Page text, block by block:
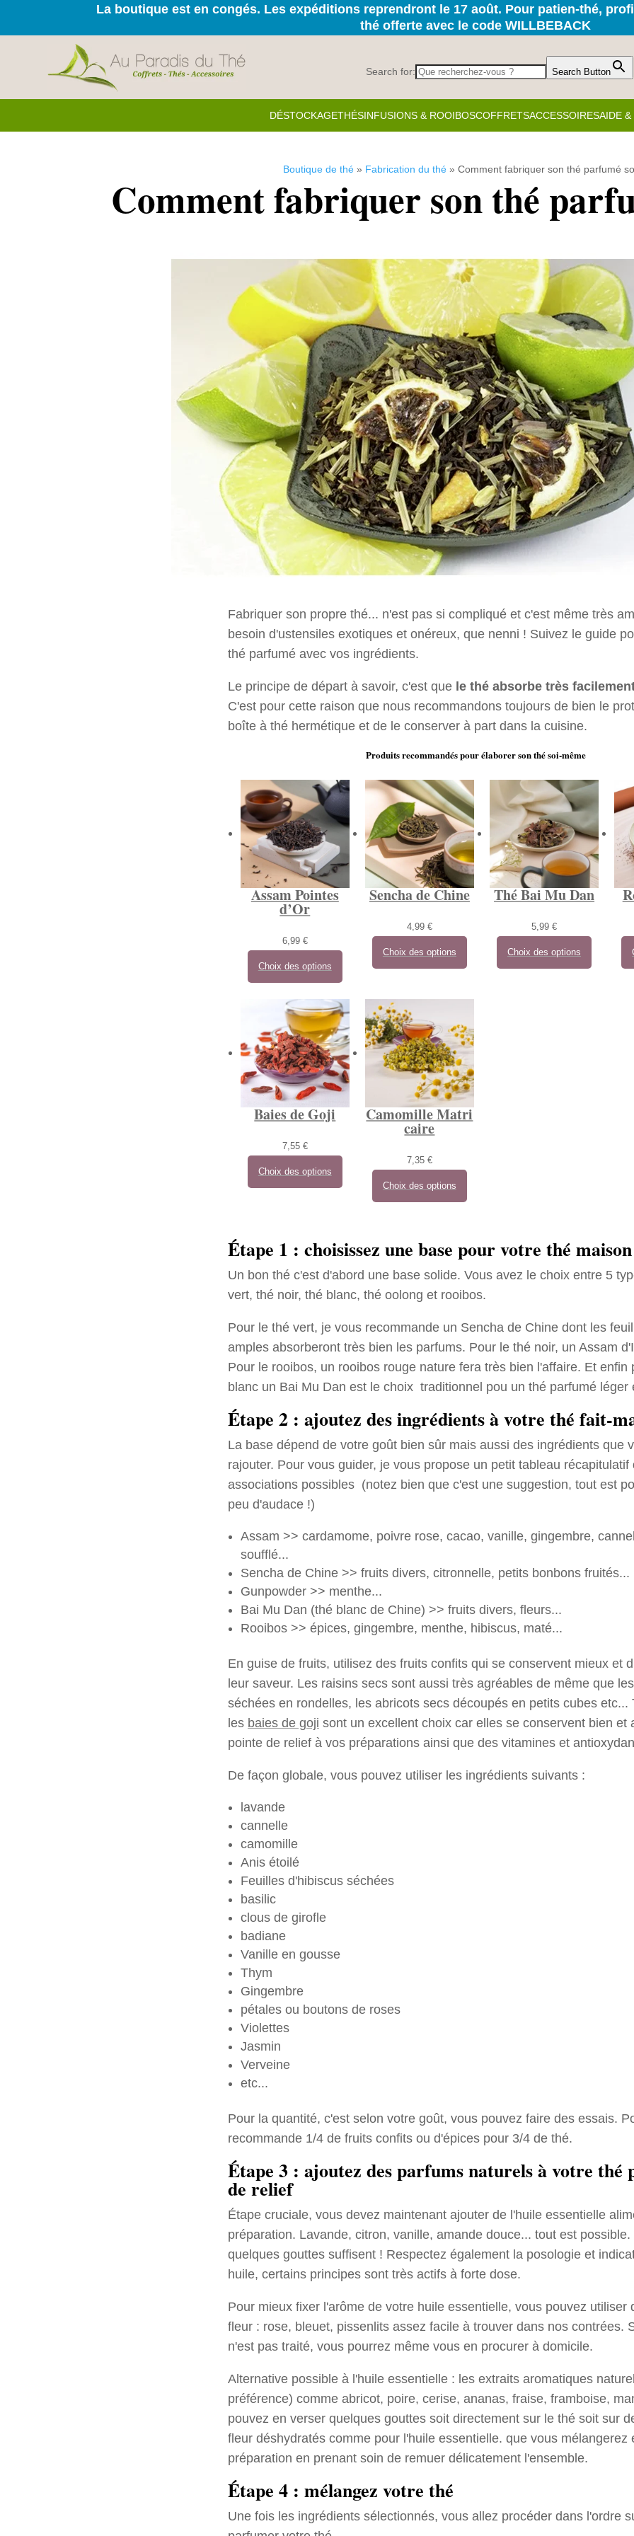
La boutique est en congés. Les expéditions reprendront le 17 août. Pour patien-thé,
thé offerte avec le code WILLBEBACK
Search for: Search Button
DÉSTOCKAGETHÉSINFUSIONS & ROOIBOSCOFFRETSACCESSOIRESAIDE &
Boutique de thé» Fabrication du thé» Comment fabriquer son thé parfumé
Comment fabriquer son thé
Fabriquer son propre thé... n'est pas si compliqué et c'est même très
besoin d'ustensiles exotiques et onéreux, que nenni ! Suivez le guide
thé parfumé avec vos ingrédients.
Le principe de départ à savoir, c'est que le thé absorbe très
C'est pour cette raison que nous recommandons toujours de bien le
boîte à thé hermétique et de le conserver à part dans la cuisine.
Produits recommandés pour élaborer son thé soi-même
Assam Pointes
d’Or
6,99 €
Choix des options
Sencha de Chine
4,99 €
Choix des options
Thé Bai Mu Dan
5,99€
Choix des options
Baies de Goji
7,55 €
Choix des options
Camomille Matri
caire
7,35 €
Choix des options
Étape 1 : choisissez une base pour votre thé maison
Un bon thé c'est d'abord une base solide. Vous avez le choix entre 5
vert, thé noir, thé blanc, thé oolong et rooibos.
Pour le thé vert, je vous recommande un Sencha de Chine dont les
amples absorberont très bien les parfums. Pour le thé noir, un Assam
Pour le rooibos, un rooibos rouge nature fera très bien l'affaire. Et enfin
blanc un Bai Mu Dan est le choix traditionnel pou un thé parfumé léger
Étape 2 : ajoutez des ingrédients à votre thé fait-
La base dépend de votre goût bien sûr mais aussi des ingrédients que
rajouter. Pour vous guider, je vous propose un petit tableau récapitulatif
associations possibles (notez bien que c'est une suggestion, tout est
peu d'audace !)
Assam >> cardamome, poivre rose, cacao, vanille, gingembre,
soufflé...
Sencha de Chine >> fruits divers, citronnelle, petits bonbons fruités...
Gunpowder >> menthe...
Bai Mu Dan (thé blanc de Chine) >> fruits divers, fleurs...
Rooibos >> épices, gingembre, menthe, hibiscus, maté...
En guise de fruits, utilisez des fruits confits qui se conservent mieux et
leur saveur. Les raisins secs sont aussi très agréables de même que
séchées en rondelles, les abricots secs découpés en petits cubes etc...
les baies de goji sont un excellent choix car elles se conservent bien et
pointe de relief à vos préparations ainsi que des vitamines et
De façon globale, vous pouvez utiliser les ingrédients suivants :
lavande
cannelle
camomille
Anis étoilé
Feuilles d'hibiscus séchées
basilic
clous de girofle
badiane
Vanille en gousse
Thym
Gingembre
pétales ou boutons de roses
Violettes
Jasmin
Verveine
etc...
Pour la quantité, c'est selon votre goût, vous pouvez faire des essais.
recommande 1/4 de fruits confits ou d'épices pour 3/4 de thé.
Étape 3 : ajoutez des parfums naturels à votre thé
de relief
Étape cruciale, vous devez maintenant ajouter de l'huile essentielle
préparation. Lavande, citron, vanille, amande douce... tout est possible.
quelques gouttes suffisent ! Respectez également la posologie et
huile, certains principes sont très actifs à forte dose.
Pour mieux fixer l'arôme de votre huile essentielle, vous pouvez utiliser
fleur : rose, bleuet, pissenlits assez facile à trouver dans nos contrées.
n'est pas traité, vous pourrez même vous en procurer à domicile.
Alternative possible à l'huile essentielle : les extraits aromatiques
préférence) comme abricot, poire, cerise, ananas, fraise, framboise,
pouvez en verser quelques gouttes soit directement sur le thé soit sur
fleur déshydratés comme pour l'huile essentielle. que vous mélangerez
préparation en prenant soin de remuer délicatement l'ensemble.
Étape 4 : mélangez votre thé
Une fois les ingrédients sélectionnés, vous allez procéder dans l'ordre